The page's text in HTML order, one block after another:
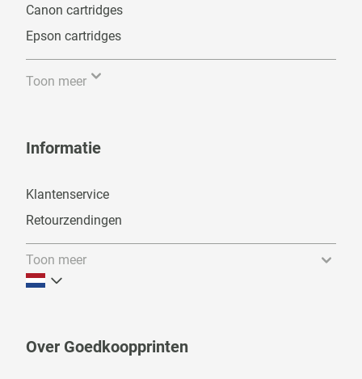
Canon cartridges
Epson cartridges
Toon meer
Informatie
Klantenservice
Retourzendingen
Toon meer
Over Goedkoopprinten